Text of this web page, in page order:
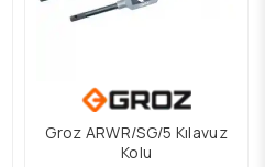
Groz ARWR/SG/5 Kılavuz
Kolu